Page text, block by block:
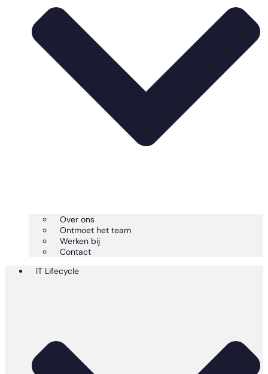
Over ons
Ontmoet het team
Werken bij
Contact
IT Lifecycle